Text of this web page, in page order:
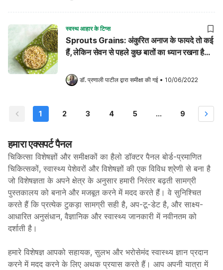
स्वस्थ आहार के टिप्स
Sprouts Grains: अंकुरित अनाज के फायदे तो कई
हैं, लेकिन सेवन से पहले कुछ बातों का ध्यान रखना है
डॉ. प्रणाली पाटील द्वारा समीक्षा की गई • 10/06/2022
1 2 3 4 5 ... 9
हमारा एक्सपर्ट पैनल
चिकित्सा विशेषज्ञों और समीक्षकों का हैलो डॉक्टर पैनल बोर्ड-प्रमाणित
चिकित्सकों, स्वास्थ्य पेशेवरों और विशेषज्ञों की एक विविध श्रेणी से बना है
जो विशेषज्ञता के अपने क्षेत्र के अनुसार हमारी निरंतर बढ़ती सामग्री
पुस्तकालय को बनाने और मजबूत करने में मदद करते हैं। वे सुनिश्चित
करते हैं कि प्रत्येक टुकड़ा सामग्री सही है, अप-टू-डेट है, और साक्ष्य-
आधारित अनुसंधान, वैज्ञानिक और स्वास्थ्य जानकारी में नवीनतम को
दर्शाती है।
हमारे विशेषज्ञ आपको सहायक, सुलभ और भरोसेमंद स्वास्थ्य ज्ञान प्रदान
करने में मदद करने के लिए अथक प्रयास करते हैं। आप अपनी यात्रा में